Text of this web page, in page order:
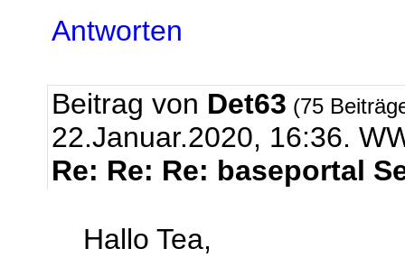
Antworten
Beitrag von Det63 (75
22.Januar.2020, 16:36.
Re: Re: Re: baseportal
Hallo Tea,